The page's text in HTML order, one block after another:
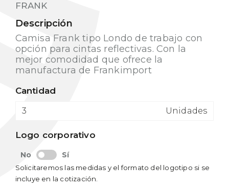
FRANK
Descripción
Camisa Frank tipo Londo de trabajo con
opción para cintas reflectivas. Con la
mejor comodidad que ofrece la
manufactura de Frankimport
Cantidad
Unidades
Logo corporativo
No Sí
Solicitaremos las medidas y el formato del logotipo si se
incluye en la cotización.